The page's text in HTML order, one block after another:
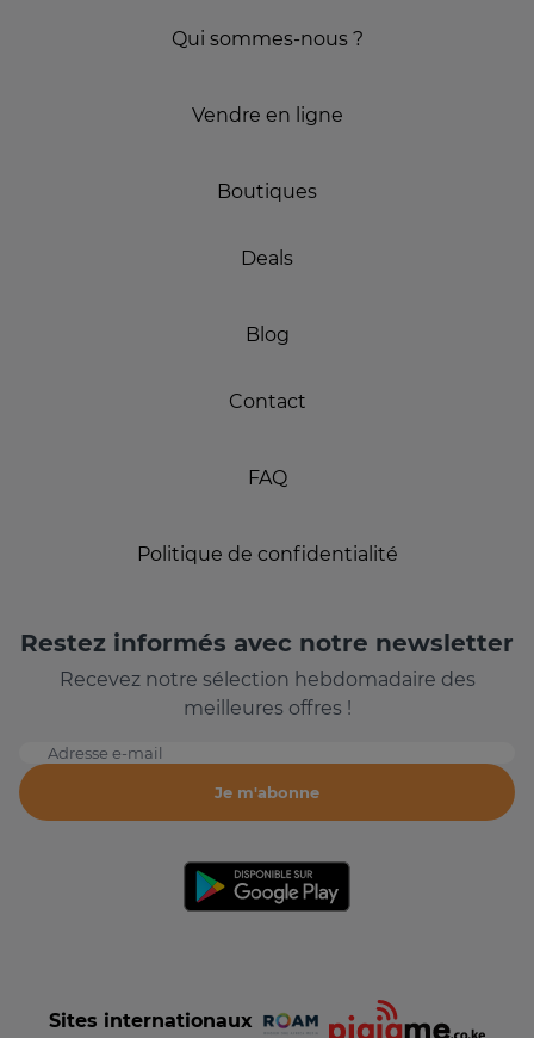
Qui sommes-nous ?
Vendre en ligne
Boutiques
Deals
Blog
Contact
FAQ
Politique de confidentialité
Restez informés avec notre newsletter
Recevez notre sélection hebdomadaire des
meilleures offres !
Adresse e-mail
Je m'abonne
Sites internationaux